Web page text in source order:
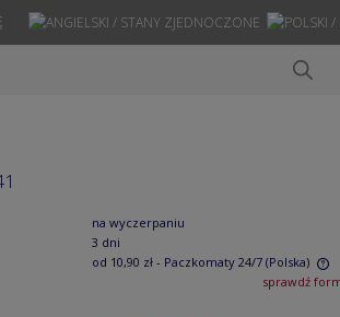
na wyczerpaniu
3 dni
od 10,90 zł - Paczkomaty 24/7 (Polska)
sprawdź